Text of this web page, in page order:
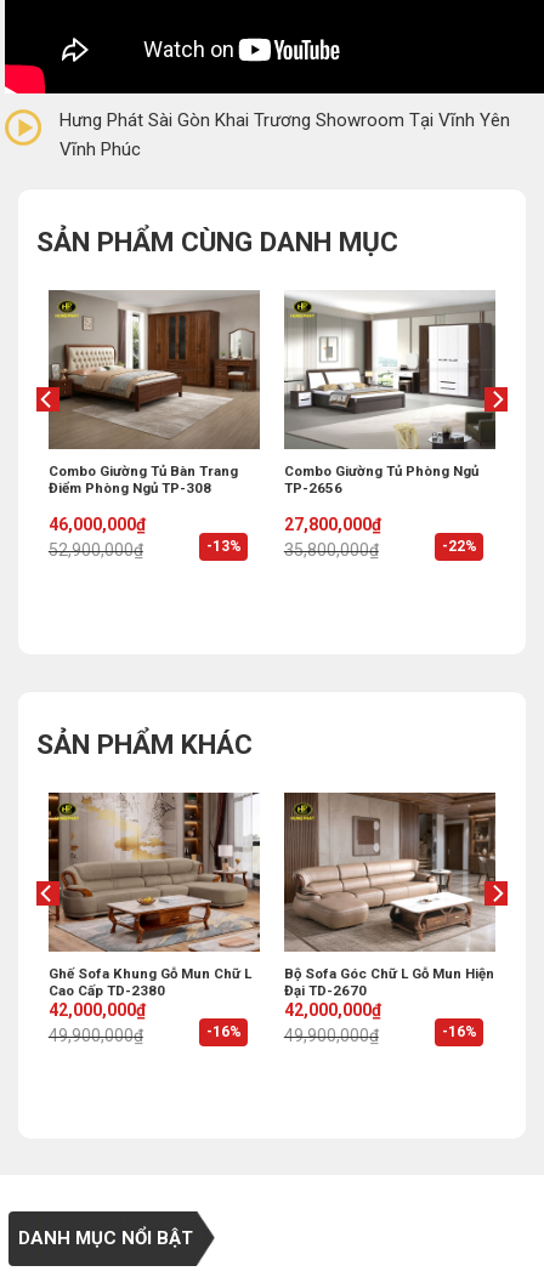
(0 Reviews)
Hưng Phát Sài Gòn Khai Trương Showroom Tại Vĩnh Yên
Vĩnh Phúc
SẢN PHẨM CÙNG DANH MỤC
-13%
Combo Giường Tủ Bàn Trang
Điểm Phòng Ngủ TP-308
52,900,000₫
Original
price
was:
46,000,000₫
Current
price
is:
-22%
Combo Giường Tủ Phòng Ngủ
TP-2656
35,800,000₫
Original
price
was:
27,800,000₫
Current
price
is:
SẢN PHẨM KHÁC
-16%
Ghế Sofa Khung Gỗ Mun Chữ L
Cao Cấp TD-2380
49,900,000₫
Original
price
was:
42,000,000₫
Current
price
is:
-16%
Bộ Sofa Góc Chữ L Gỗ Mun Hiện
Đại TD-2670
49,900,000₫
Original
price
was:
42,000,000₫
Current
price
is:
DANH MỤC NỔI BẬT